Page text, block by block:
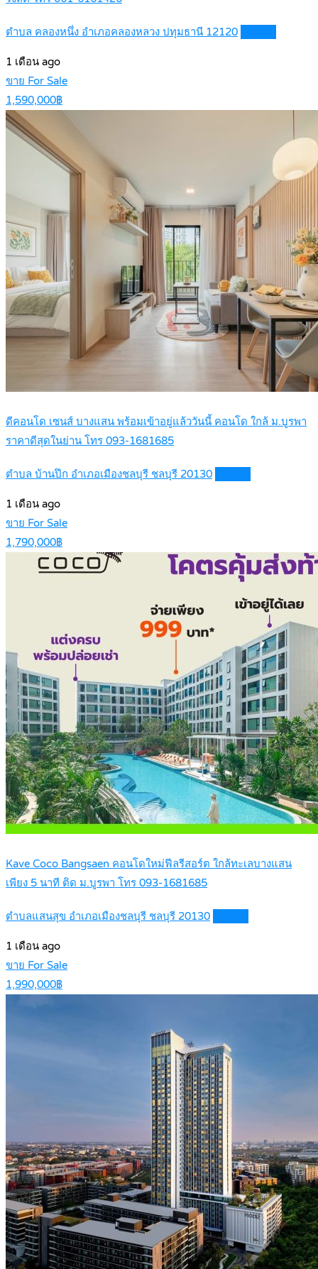
ตำบล คลองหนึ่ง อำเภอคลองหลวง ปทุมธานี 12120
1 เดือน ago
ขาย For Sale
1,590,000฿
ดีคอนโด เซนส์ บางแสน พร้อมเข้าอยู่แล้ววันนี้ คอนโด ใกล้ ม.บูรพา
ราคาดีสุดในย่าน โทร 093-1681685
ตำบล บ้านปึก อำเภอเมืองชลบุรี ชลบุรี 20130
1 เดือน ago
ขาย For Sale
1,790,000฿
Kave Coco Bangsaen คอนโดใหม่ฟีลรีสอร์ต ใกล้ทะเลบางแสน
เพียง 5 นาที ติด ม.บูรพา โทร 093-1681685
ตำบลแสนสุข อำเภอเมืองชลบุรี ชลบุรี 20130
1 เดือน ago
ขาย For Sale
1,990,000฿